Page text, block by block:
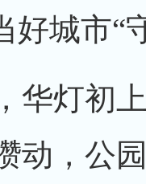
好城市“
灯初上
动，公